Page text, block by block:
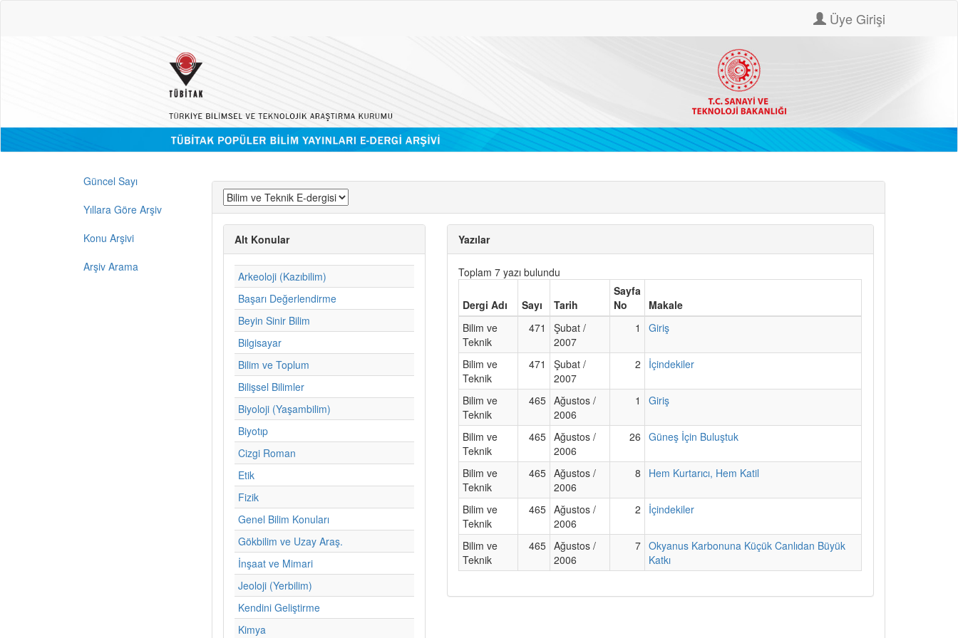
Üye Girişi
Güncel Sayı
Yıllara Göre Arşiv
Konu Arşivi
Arşiv Arama
Alt Konular
Arkeoloji (Kazıbilim)
Başarı Değerlendirme
Beyin Sinir Bilim
Bilgisayar
Bilim ve Toplum
Bilişsel Bilimler
Biyoloji (Yaşambilim)
Biyotıp
Cizgi Roman
Etik
Fizik
Genel Bilim Konuları
Gökbilim ve Uzay Araş.
İnşaat ve Mimari
Jeoloji (Yerbilim)
Kendini Geliştirme
Kimya
Yazılar
Toplam 7 yazı bulundu
Dergi Adı Sayı Tarih
Sayfa
No
Makale
Bilim ve
Teknik
471
Şubat /
2007
1 Giriş
Bilim ve
Teknik
471
Şubat /
2007
2 İçindekiler
Bilim ve
Teknik
465 Ağustos /
2006
1 Giriş
Bilim ve
Teknik
465 Ağustos /
2006
26 Güneş İçin Buluştuk
Bilim ve
Teknik
465 Ağustos /
2006
8 Hem Kurtarıcı, Hem Katil
Bilim ve
Teknik
465 Ağustos /
2006
2 İçindekiler
Bilim ve
Teknik
465 Ağustos /
2006
7 Okyanus Karbonuna Küçük Canlıdan Büyük
Katkı